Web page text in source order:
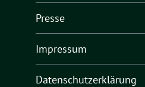
Presse
Impressum
Datenschutzerklärung